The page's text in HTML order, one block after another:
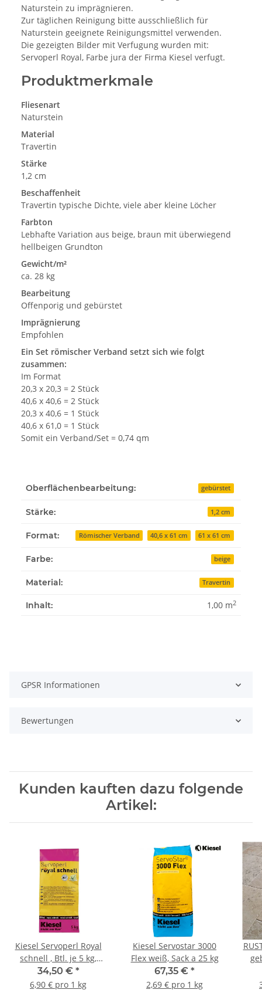
Naturstein zu imprägnieren.
Zur täglichen Reinigung bitte ausschließlich für
Naturstein geeignete Reinigungsmittel verwenden.
Die gezeigten Bilder mit Verfugung wurden mit:
Servoperl Royal, Farbe jura der Firma Kiesel verfugt.
Produktmerkmale
Fliesenart
Naturstein
Material
Travertin
Stärke
1,2 cm
Beschaffenheit
Travertin typische Dichte, viele aber kleine Löcher
Farbton
Lebhafte Variation aus beige, braun mit überwiegend
hellbeigen Grundton
Gewicht/m²
ca. 28 kg
Bearbeitung
Offenporig und gebürstet
Imprägnierung
Empfohlen
Ein Set römischer Verband setzt sich wie folgt
zusammen:
Im Format
20,3 x 20,3 = 2 Stück
40,6 x 40,6 = 2 Stück
20,3 x 40,6 = 1 Stück
40,6 x 61,0 = 1 Stück
Somit ein Verband/Set = 0,74 qm
Oberflächenbearbeitung: gebürstet
Stärke: 1,2 cm
Format: Römischer Verband 40,6 x 61 cm 61 x 61 cm
Farbe: beige
Material: Travertin
Inhalt: 1,00 m2
GPSR Informationen
Bewertungen
Kunden kauften dazu folgende
Artikel:
Kiesel Servoperl Royal
schnell , Btl. je 5 kg,
Fugenmasse jura
34,50 € *
6,90 € pro 1 kg
Kiesel Servostar 3000
Flex weiß, Sack a 25 kg
67,35 € *
2,69 € pro 1 kg